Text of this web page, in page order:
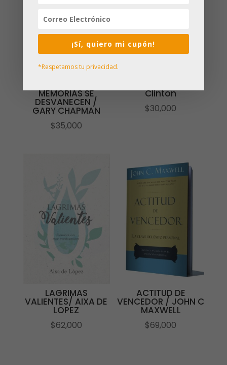
MEMORIAS SE
DESVANECEN /
GARY CHAPMAN
$35,000
Clinton
$30,000
LAGRIMAS
VALIENTES/ AIXA DE
LOPEZ
$62,000
ACTITUD DE
VENCEDOR / JOHN C
MAXWELL
$69,000
¡Sí, quiero mi cupón!
*Respetamos tu privacidad.